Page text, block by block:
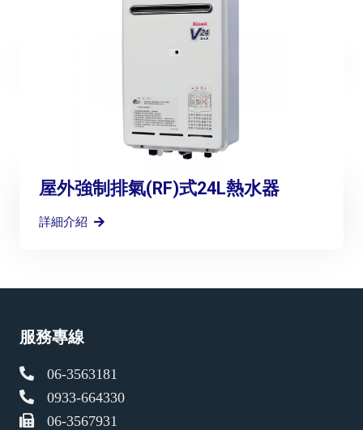
屋外強制排氣(RF)式24L熱水器
詳細介紹
服務專線
06-3563181
0933-664330
06-3567931